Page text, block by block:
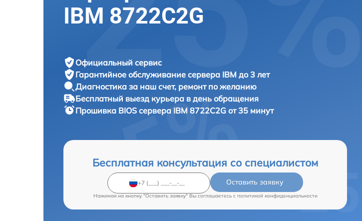
IBM 8722C2G
Официальный сервис
Гарантийное обслуживание сервера IBM до 3 лет
Диагностика за наш счет, ремонт по желанию
Бесплатный выезд курьера в день обращения
Прошивка BIOS сервера IBM 8722C2G от 35 минут
Бесплатная консультация со специалистом
Оставить заявку
Нажимая на кнопку "Оставить заявку" Вы соглашаетесь c политикой конфиденциальности